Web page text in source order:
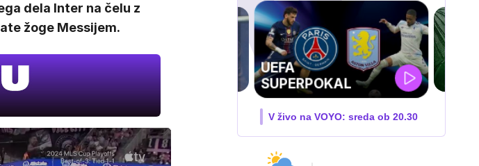
dela Inter na čelu z
žoge Messijem.
V živo na VOYO: sreda ob 20.30
ZUFFA BOXING 10
V živo na VOYO: sobota ob